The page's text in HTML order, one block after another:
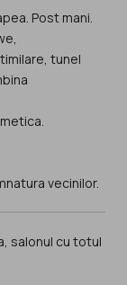
Post mani.
tunel
vecinilor.
salonul cu totul